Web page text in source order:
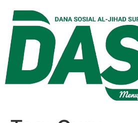
konten